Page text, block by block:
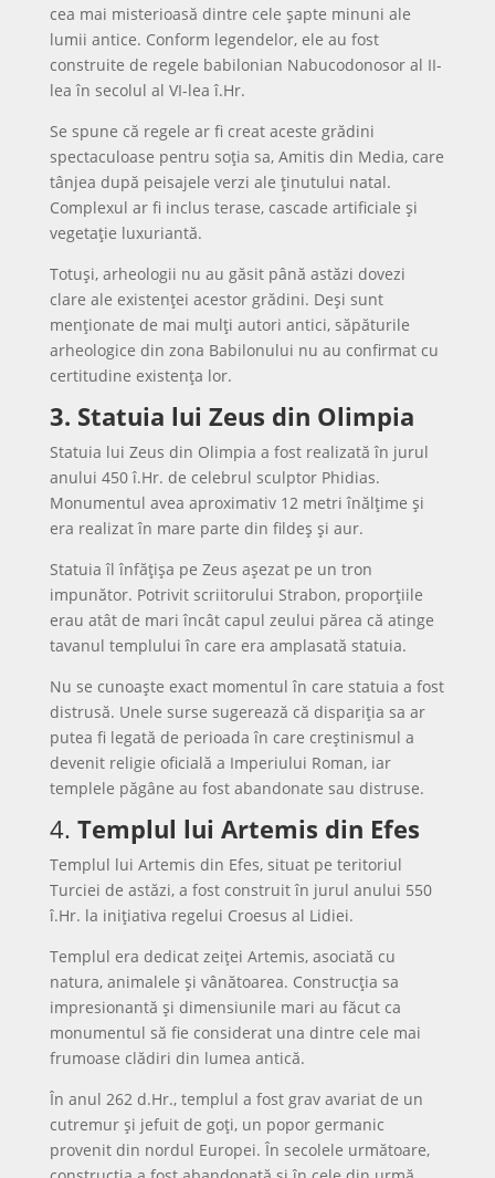
cea mai misterioasă dintre cele șapte minuni ale
lumii antice. Conform legendelor, ele au fost
construite de regele babilonian Nabucodonosor al II-
lea în secolul al VI-lea î.Hr.
Se spune că regele ar fi creat aceste grădini
spectaculoase pentru soția sa, Amitis din Media, care
tânjea după peisajele verzi ale ținutului natal.
Complexul ar fi inclus terase, cascade artificiale și
vegetație luxuriantă.
Totuși, arheologii nu au găsit până astăzi dovezi
clare ale existenței acestor grădini. Deși sunt
menționate de mai mulți autori antici, săpăturile
arheologice din zona Babilonului nu au confirmat cu
certitudine existența lor.
3. Statuia lui Zeus din Olimpia
Statuia lui Zeus din Olimpia a fost realizată în jurul
anului 450 î.Hr. de celebrul sculptor Phidias.
Monumentul avea aproximativ 12 metri înălțime și
era realizat în mare parte din fildeș și aur.
Statuia îl înfățișa pe Zeus așezat pe un tron
impunător. Potrivit scriitorului Strabon, proporțiile
erau atât de mari încât capul zeului părea că atinge
tavanul templului în care era amplasată statuia.
Nu se cunoaște exact momentul în care statuia a fost
distrusă. Unele surse sugerează că dispariția sa ar
putea fi legată de perioada în care creștinismul a
devenit religie oficială a Imperiului Roman, iar
templele păgâne au fost abandonate sau distruse.
4. Templul lui Artemis din Efes
Templul lui Artemis din Efes, situat pe teritoriul
Turciei de astăzi, a fost construit în jurul anului 550
î.Hr. la inițiativa regelui Croesus al Lidiei.
Templul era dedicat zeiței Artemis, asociată cu
natura, animalele și vânătoarea. Construcția sa
impresionantă și dimensiunile mari au făcut ca
monumentul să fie considerat una dintre cele mai
frumoase clădiri din lumea antică.
În anul 262 d.Hr., templul a fost grav avariat de un
cutremur și jefuit de goți, un popor germanic
provenit din nordul Europei. În secolele următoare,